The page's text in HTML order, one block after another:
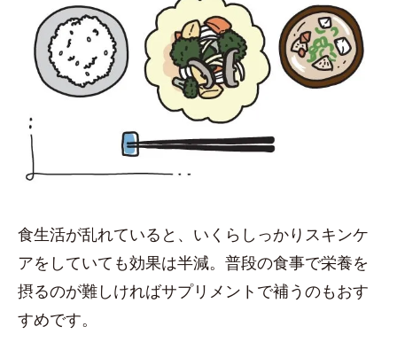
食生活が乱れていると、いくらしっかりスキンケ
アをしていても効果は半減。普段の食事で栄養を
摂るのが難しければサプリメントで補うのもおす
すめです。